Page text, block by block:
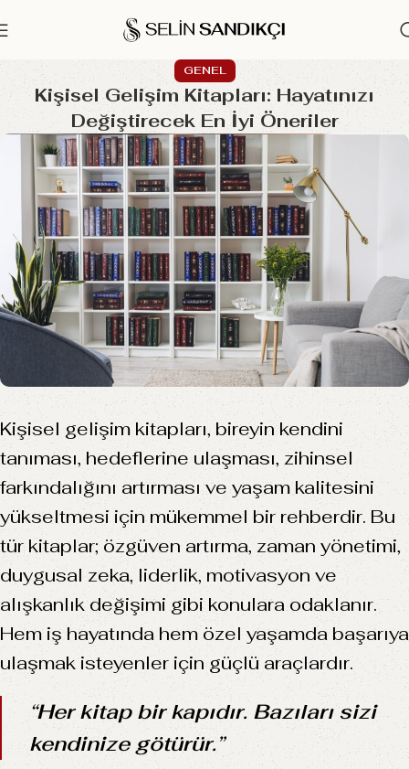
GENEL
Kişisel Gelişim Kitapları: Hayatınızı
Değiştirecek En İyi Öneriler
Kişisel gelişim kitapları, bireyin kendini
tanıması, hedeflerine ulaşması, zihinsel
farkındalığını artırması ve yaşam kalitesini
yükseltmesi için mükemmel bir rehberdir. Bu
tür kitaplar; özgüven artırma, zaman yönetimi,
duygusal zeka, liderlik, motivasyon ve
alışkanlık değişimi gibi konulara odaklanır.
Hem iş hayatında hem özel yaşamda başarıya
ulaşmak isteyenler için güçlü araçlardır.
“Her kitap bir kapıdır. Bazıları sizi
kendinize götürür.”